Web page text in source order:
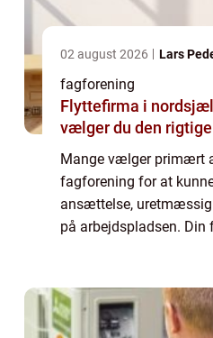
02 august 2026 Lars
fagforening
Flyttefirma i nordsjælland
vælger du den
Mange vælger primært
fagforening for at
ansættelse,
på arbejdspladsen.
fagforening, der...